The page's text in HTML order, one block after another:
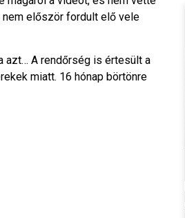
először fordult elő vele
azt… A rendőrség is értesült a
miatt. 16 hónap börtönre